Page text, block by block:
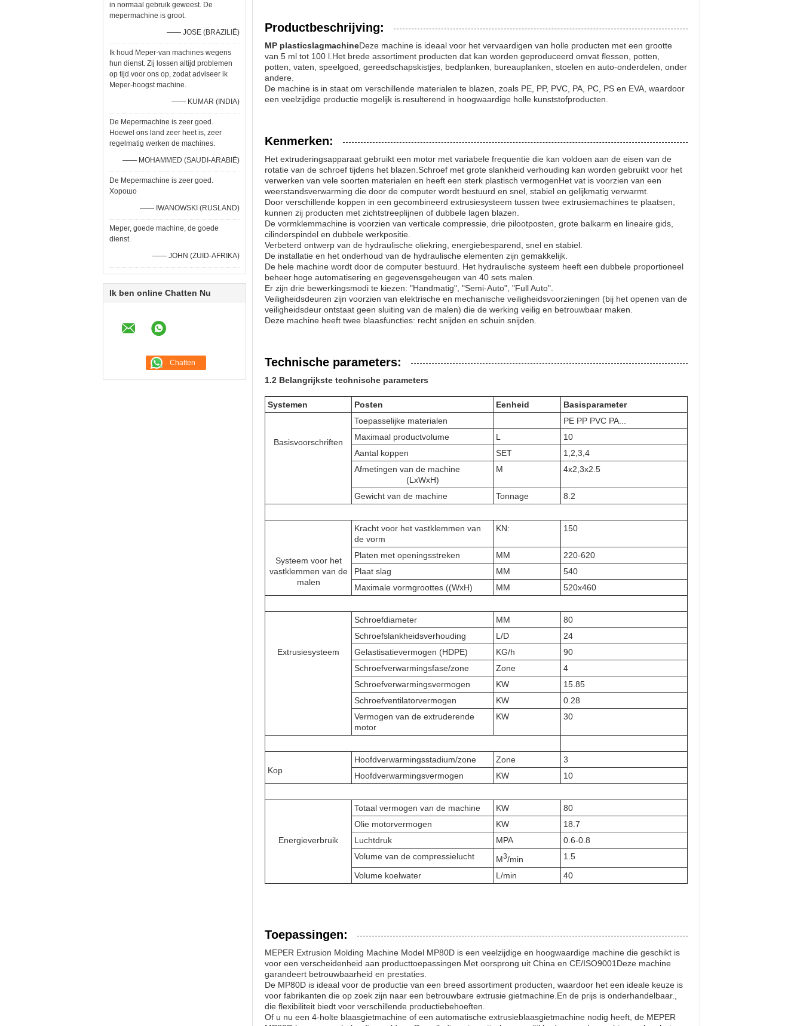
in normaal gebruik geweest. De
mepermachine is groot.
—— JOSE (BRAZILIË)
Ik houd Meper-van machines wegens
hun dienst. Zij lossen altijd problemen
op tijd voor ons op, zodat adviseer ik
Meper-hoogst machine.
—— KUMAR (INDIA)
De Mepermachine is zeer goed.
Hoewel ons land zeer heet is, zeer
regelmatig werken de machines.
—— MOHAMMED (SAUDI-ARABIË)
De Mepermachine is zeer goed.
Хорошо
—— IWANOWSKI (RUSLAND)
Meper, goede machine, de goede
dienst.
—— JOHN (ZUID-AFRIKA)
Ik ben online Chatten Nu
Productbeschrijving:
MP plasticslagmachineDeze machine is ideaal voor het vervaardigen van holle producten met een grootte
van 5 ml tot 100 l.Het brede assortiment producten dat kan worden geproduceerd omvat flessen, potten,
potten, vaten, speelgoed, gereedschapskistjes, bedplanken, bureauplanken, stoelen en auto-onderdelen, onder
andere.
De machine is in staat om verschillende materialen te blazen, zoals PE, PP, PVC, PA, PC, PS en EVA, waardoor
een veelzijdige productie mogelijk is.resulterend in hoogwaardige holle kunststofproducten.
Kenmerken:
Het extruderingsapparaat gebruikt een motor met variabele frequentie die kan voldoen aan de eisen van de
rotatie van de schroef tijdens het blazen.Schroef met grote slankheid verhouding kan worden gebruikt voor het
verwerken van vele soorten materialen en heeft een sterk plastisch vermogenHet vat is voorzien van een
weerstandsverwarming die door de computer wordt bestuurd en snel, stabiel en gelijkmatig verwarmt.
Door verschillende koppen in een gecombineerd extrusie­systeem tussen twee extrusie­machines te plaatsen,
kunnen zij producten met zichtstreeplijnen of dubbele lagen blazen.
De vormklemmachine is voorzien van verticale compressie, drie pilootposten, grote balkarm en lineaire gids,
cilinderspindel en dubbele werkpositie.
Verbeterd ontwerp van de hydraulische oliekring, energiebesparend, snel en stabiel.
De installatie en het onderhoud van de hydraulische elementen zijn gemakkelijk.
De hele machine wordt door de computer bestuurd. Het hydraulische systeem heeft een dubbele proportioneel
beheer.hoge automatisering en gegevensgeheugen van 40 sets malen.
Er zijn drie bewerkingsmodi te kiezen: "Handmatig", "Semi-Auto", "Full Auto".
Veiligheidsdeuren zijn voorzien van elektrische en mechanische veiligheidsvoorzieningen (bij het openen van de
veiligheidsdeur ontstaat geen sluiting van de malen) die de werking veilig en betrouwbaar maken.
Deze machine heeft twee blaasfuncties: recht snijden en schuin snijden.
Technische parameters:
1.2 Belangrijkste technische parameters
Systemen Posten Eenheid Basisparameter
Basisvoorschriften
Toepasselijke materialen
PE PP PVC PA...
Maximaal productvolume
L
10
Aantal koppen
SET
1,2,3,4
Afmetingen van de machine
(LxWxH)
M 4x2,3x2.5
Gewicht van de machine Tonnage 8.2
Systeem voor het
vastklemmen van de
malen
Kracht voor het vastklemmen van
de vorm
KN: 150
Platen met openingsstreken MM
220-620
Plaat slag
MM
540
Maximale vormgroottes ((WxH)
MM 520x460
Extrusiesysteem
Schroefdiameter MM
80
Schroefslankheidsverhouding
L/D
24
Gelastisatievermogen (HDPE)
KG/h
90
Schroefverwarmingsfase/zone
Zone
4
Schroefverwarmingsvermogen
KW
15.85
Schroefventilatorvermogen
KW
0.28
Vermogen van de extruderende
motor
KW 30
Kop
Hoofdverwarmingsstadium/zone Zone
3
Hoofdverwarmingsvermogen
KW 10
Energieverbruik
Totaal vermogen van de machine KW
80
Olie motorvermogen
KW
18.7
Luchtdruk
MPA
0.6-0.8
Volume van de compressielucht
M3/min
1.5
Volume koelwater
L/min 40
Toepassingen:
MEPER Extrusion Molding Machine Model MP80D is een veelzijdige en hoogwaardige machine die geschikt is
voor een verscheidenheid aan producttoepassingen.Met oorsprong uit China en CE/ISO9001Deze machine
garandeert betrouwbaarheid en prestaties.
De MP80D is ideaal voor de productie van een breed assortiment producten, waardoor het een ideale keuze is
voor fabrikanten die op zoek zijn naar een betrouwbare extrusie gietmachine.En de prijs is onderhandelbaar.,
die flexibiliteit biedt voor verschillende productiebehoeften.
Of u nu een 4-holte blaasgietmachine of een automatische extrusieblaasgietmachine nodig heeft, de MEPER